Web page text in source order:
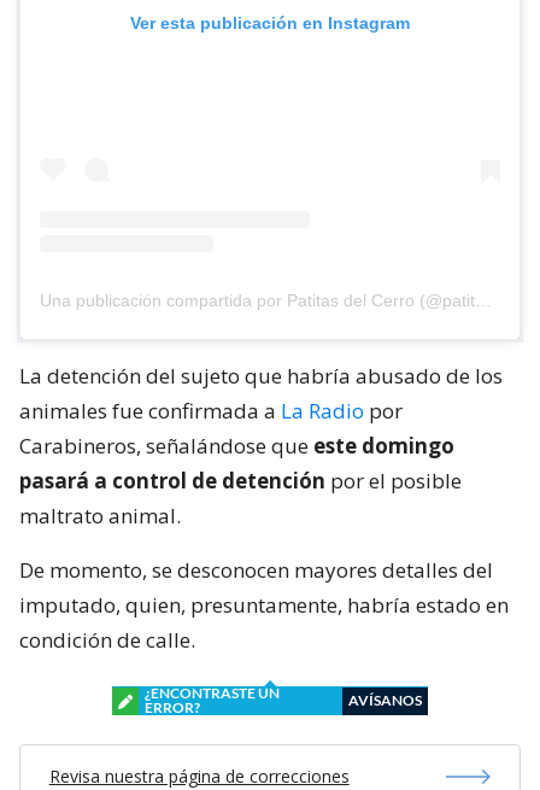
Ver esta publicación en Instagram
Una publicación compartida por Patitas del Cerro (@patitasdelcerro)
La detención del sujeto que habría abusado de los
animales fue confirmada a La Radio por
Carabineros, señalándose que este domingo
pasará a control de detención por el posible
maltrato animal.
De momento, se desconocen mayores detalles del
imputado, quien, presuntamente, habría estado en
condición de calle.
¿ENCONTRASTE UN
ERROR?
AVÍSANOS
Revisa nuestra página de correcciones